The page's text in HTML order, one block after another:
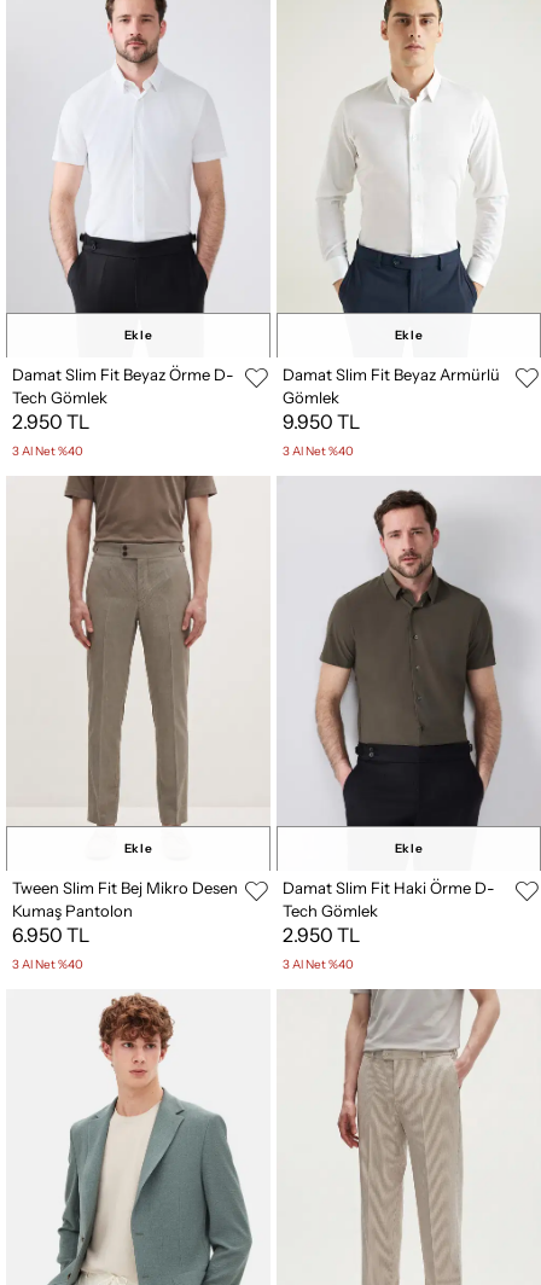
Ekle
Damat Slim Fit Beyaz Örme D-
Tech Gömlek
2.950 TL
3 Al Net %40
Ekle
Damat Slim Fit Beyaz Armürlü
Gömlek
9.950 TL
3 Al Net %40
Ekle
Tween Slim Fit Bej Mikro Desen
Kumaş Pantolon
6.950 TL
3 Al Net %40
Ekle
Damat Slim Fit Haki Örme D-
Tech Gömlek
2.950 TL
3 Al Net %40